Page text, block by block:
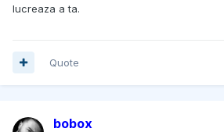
lucreaza a ta.
Quote
bobox